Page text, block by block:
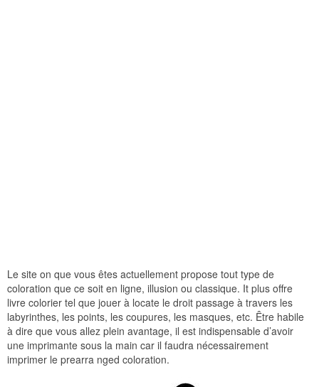
Le site on que vous êtes actuellement propose tout type de
coloration que ce soit en ligne, illusion ou classique. It plus offre
livre colorier tel que jouer à locate le droit passage à travers les
labyrinthes, les points, les coupures, les masques, etc. Être habile
à dire que vous allez plein avantage, il est indispensable d’avoir
une imprimante sous la main car il faudra nécessairement
imprimer le prearra nged coloration.